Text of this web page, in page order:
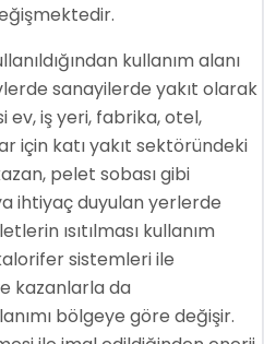
kullanım alanı
sanayilerde yakıt olarak
ev, iş yeri, fabrika, otel,
için katı yakıt sektöründeki
pelet sobası gibi
ihtiyaç duyulan yerlerde
ısıtılması kullanım
sistemleri ile
kazanlarla da
bölgeye göre değişir.